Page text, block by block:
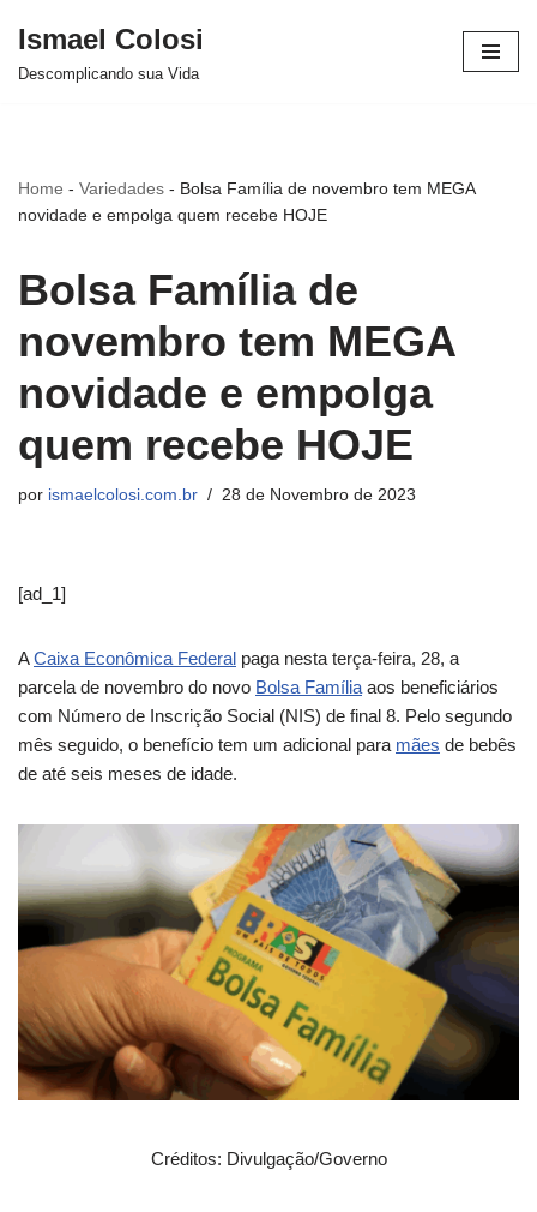
Avançar
Ismael Colosi
Descomplicando sua Vida
Home - Variedades - Bolsa Família de novembro tem MEGA
novidade e empolga quem recebe HOJE
Bolsa Família de
novembro tem MEGA
novidade e empolga
quem recebe HOJE
por ismaelcolosi.com.br 28 de Novembro de 2023
[ad_1]
ACaixa Econômica Federal paga nesta terça-feira, 28, a
parcela de novembro do novo Bolsa Família aos beneficiários
com Número de Inscrição Social (NIS) de final 8. Pelo segundo
mês seguido, o benefício tem um adicional para mães de bebês
de até seis meses de idade.
Créditos: Divulgação/Governo